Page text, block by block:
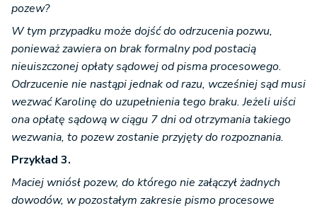
pozew?
W tym przypadku może dojść do odrzucenia pozwu,
ponieważ zawiera on brak formalny pod postacią
nieuiszczonej opłaty sądowej od pisma procesowego.
Odrzucenie nie nastąpi jednak od razu, wcześniej sąd musi
wezwać Karolinę do uzupełnienia tego braku. Jeżeli uiści
ona opłatę sądową w ciągu 7 dni od otrzymania takiego
wezwania, to pozew zostanie przyjęty do rozpoznania.
Przykład 3.
Maciej wniósł pozew, do którego nie załączył żadnych
dowodów, w pozostałym zakresie pismo procesowe